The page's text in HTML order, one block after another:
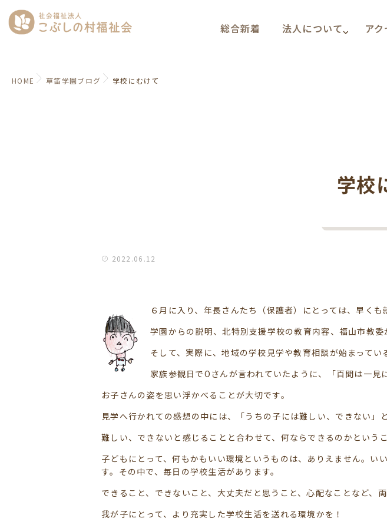
総合新着 法人について ア
HOME 草笛学園ブログ 学校にむけて
学校
2022.06.12
６月に入り、年長さんたち（保護者）にとっては、早く
学園からの説明、北特別支援学校の教育内容、福山市教
そして、実際に、地域の学校見学や教育相談が始まってい
家族参観日でOさんが言われていたように、「百聞は一見
お子さんの姿を思い浮かべることが大切です。
見学へ行かれての感想の中には、「うちの子には難しい、できない」
難しい、できないと感じることと合わせて、何ならできるのかという
子どもにとって、何もかもいい環境というものは、ありえません。
す。その中で、毎日の学校生活があります。
できること、できないこと、大丈夫だと思うこと、心配なことなど、
我が子にとって、より充実した学校生活を送れる環境かを！